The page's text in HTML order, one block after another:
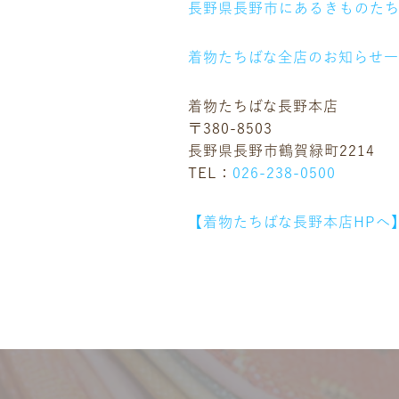
ニュース
長野県長野市にあるきものた
着物たちばな全店のお知らせ
着物たちばな長野本店
〒380-8503
長野県長野市鶴賀緑町2214
TEL： 026-238-0500
【着物たちばな長野本店HPへ